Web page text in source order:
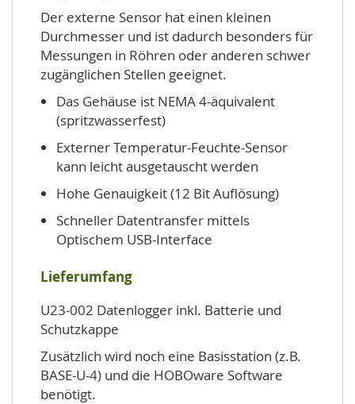
Der externe Sensor hat einen kleinen
Durchmesser und ist dadurch besonders für
Messungen in Röhren oder anderen schwer
zugänglichen Stellen geeignet.
Das Gehäuse ist NEMA 4-äquivalent
(spritzwasserfest)
Externer Temperatur-Feuchte-Sensor
kann leicht ausgetauscht werden
Hohe Genauigkeit (12 Bit Auflösung)
Schneller Datentransfer mittels
Optischem USB-Interface
Lieferumfang
U23-002 Datenlogger inkl. Batterie und
Schutzkappe
Zusätzlich wird noch eine Basisstation (z.B.
BASE-U-4) und die HOBOware Software
benötigt.